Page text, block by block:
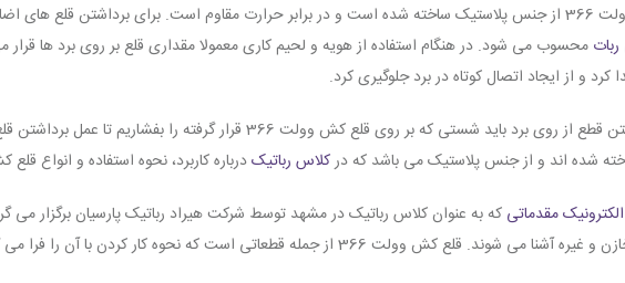
جدا کردن قطعه استفاده می شود و جز
ربات
کرد و از ایجاد اتصال کوتاه در برد جلوگیری کرد.
برای برداشتن قطع از روی برد باید شستی که بر روی قلع كش وولت
شده اند و از جنس پلاستیک می باشد که درکلاس رباتیکدرباره کاربرد، نحوه استفاده و
مقدماتی که به عنوان کلاس رباتیک در مشهد توسط شرکت هیراد رباتیک پارسیان برگزار می
قلع كش وولت 366 از جمله قطعاتی است که نحوه کار کردن با آن را فرا می گیرند و در الکترونیک پیشرفته از آن استفاده می کنند.